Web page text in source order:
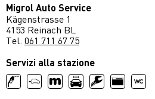
Migrol Auto Service
Kägenstrasse 1
4153 Reinach BL
Tel. 061 711 67 75
Servizi alla stazione